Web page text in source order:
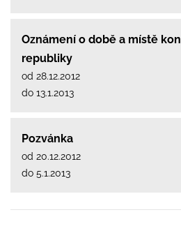
Oznámení o době a místě
republiky
od 28.12.2012
do 13.1.2013
Pozvánka
od 20.12.2012
do 5.1.2013